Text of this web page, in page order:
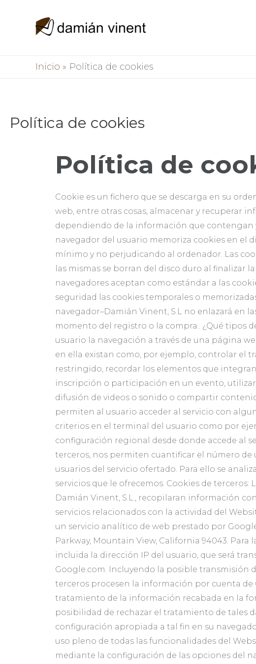
Inicio Política de cookies
Política de cookies
Política de
Cookie es un fichero que se descarga en su
web, entre otras cosas, almacenar y recuperar
dependiendo de la información que contengan
navegador del usuario memoriza cookies en el
mínimo y no perjudicando al ordenador. Las
las mismas se borran del disco duro al finalizar
navegadores aceptan como estándar a las
seguridad las cookies temporales o
navegador–Damián Vinent, S.L no enlazará en
momento del registro o la compra.. ¿Qué tipos
usuario la navegación a través de una página
en ella existan como, por ejemplo, controlar el
restringido, recordar los elementos que
inscripción o participación en un evento,
difusión de videos o sonido o compartir
permiten al usuario acceder al servicio con
criterios en el terminal del usuario como por
configuración regional desde donde accede al
terceros, nos permiten cuantificar el número de
usuarios del servicio ofertado. Para ello se
servicios que le ofrecemos. Cookies de
Damián Vinent, S.L., recopilaran información
servicios relacionados con la actividad del
un servicio analítico de web prestado por
Parkway, Mountain View, California 94043.
incluida la dirección IP del usuario, que será
Google.com. Incluyendo la posible transmisión
terceros procesen la información por cuenta de
tratamiento de la información recabada en la
posibilidad de rechazar el tratamiento de tales
configuración apropiada a tal fin en su
uso pleno de todas las funcionalidades del
mediante la configuración de las opciones del